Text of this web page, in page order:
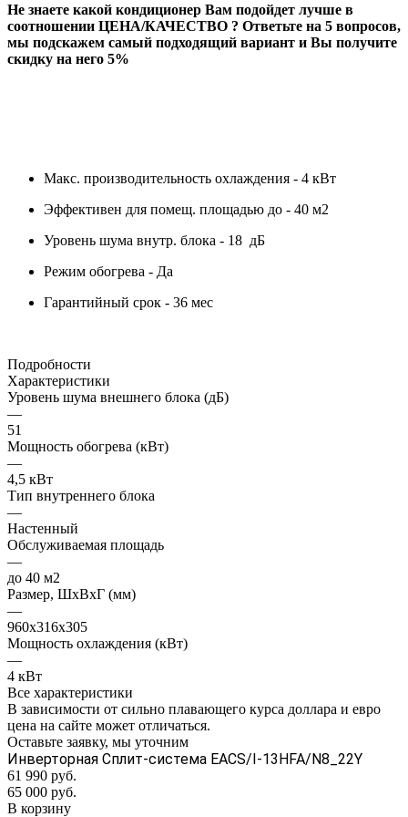
Не знаете какой кондиционер Вам подойдет лучше в
соотношении ЦЕНА/КАЧЕСТВО ? Ответьте на 5 вопросов,
мы подскажем самый подходящий вариант и Вы получите
скидку на него 5%
Макс. производительность охлаждения - 4 кВт
Эффективен для помещ. площадью до - 40 м2
Уровень шума внутр. блока - 18 дБ
Режим обогрева - Да
Гарантийный срок - 36 мес
Подробности
Характеристики
Уровень шума внешнего блока (дБ)
—
51
Мощность обогрева (кВт)
—
4,5 кВт
Тип внутреннего блока
—
Настенный
Обслуживаемая площадь
—
до 40 м2
Размер, ШхВхГ (мм)
—
960х316х305
Мощность охлаждения (кВт)
—
4 кВт
Все характеристики
В зависимости от сильно плавающего курса доллара и евро
цена на сайте может отличаться.
Оставьте заявку, мы уточним
Инверторная Сплит-система EACS/I-13HFA/N8_22Y
61 990 руб.
65 000 руб.
В корзину